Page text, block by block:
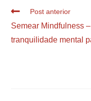
Post anterior
Semear Mindfulness
tranquilidade mental